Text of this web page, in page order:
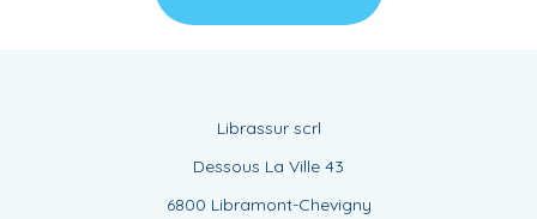
Librassur scrl
Dessous La Ville 43
6800 Libramont-Chevigny